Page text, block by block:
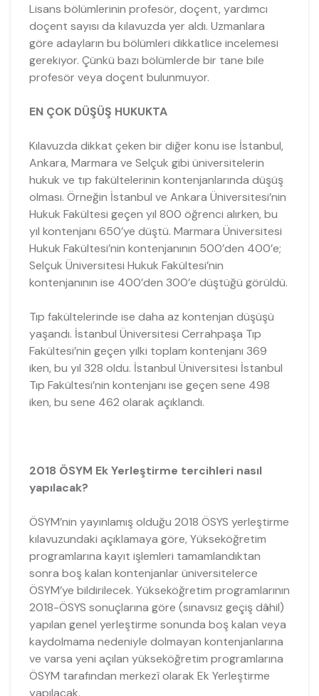
Lisans bölümlerinin profesör, doçent, yardımcı
doçent sayısı da kılavuzda yer aldı. Uzmanlara
göre adayların bu bölümleri dikkatlice incelemesi
gerekiyor. Çünkü bazı bölümlerde bir tane bile
profesör veya doçent bulunmuyor.
EN ÇOK DÜŞÜŞ HUKUKTA
Kılavuzda dikkat çeken bir diğer konu ise İstanbul,
Ankara, Marmara ve Selçuk gibi üniversitelerin
hukuk ve tıp fakültelerinin kontenjanlarında düşüş
olması. Örneğin İstanbul ve Ankara Üniversitesi’nin
Hukuk Fakültesi geçen yıl 800 öğrenci alırken, bu
yıl kontenjanı 650’ye düştü. Marmara Üniversitesi
Hukuk Fakültesi’nin kontenjanının 500’den 400’e;
Selçuk Üniversitesi Hukuk Fakültesi’nin
kontenjanının ise 400’den 300’e düştüğü görüldü.
Tıp fakültelerinde ise daha az kontenjan düşüşü
yaşandı. İstanbul Üniversitesi Cerrahpaşa Tıp
Fakültesi’nin geçen yılki toplam kontenjanı 369
iken, bu yıl 328 oldu. İstanbul Üniversitesi İstanbul
Tıp Fakültesi’nin kontenjanı ise geçen sene 498
iken, bu sene 462 olarak açıklandı.
2018 ÖSYM Ek Yerleştirme tercihleri nasıl
yapılacak?
ÖSYM’nin yayınlamış olduğu 2018 ÖSYS yerleştirme
kılavuzundaki açıklamaya göre, Yükseköğretim
programlarına kayıt işlemleri tamamlandıktan
sonra boş kalan kontenjanlar üniversitelerce
ÖSYM’ye bildirilecek. Yükseköğretim programlarının
2018-ÖSYS sonuçlarına göre (sınavsız geçiş dâhil)
yapılan genel yerleştirme sonunda boş kalan veya
kaydolmama nedeniyle dolmayan kontenjanlarına
ve varsa yeni açılan yükseköğretim programlarına
ÖSYM tarafından merkezî olarak Ek Yerleştirme
yapılacak.